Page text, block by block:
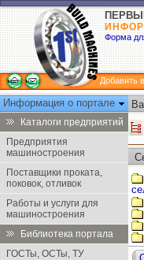
Форма
Добавить
Информация о портале
Каталоги предприятий
Предприятия
машиностроения
Поставщики проката,
поковок, отливок
Работы и услуги для
машиностроения
Библиотека портала
ГОСТы, ОСТы, ТУ